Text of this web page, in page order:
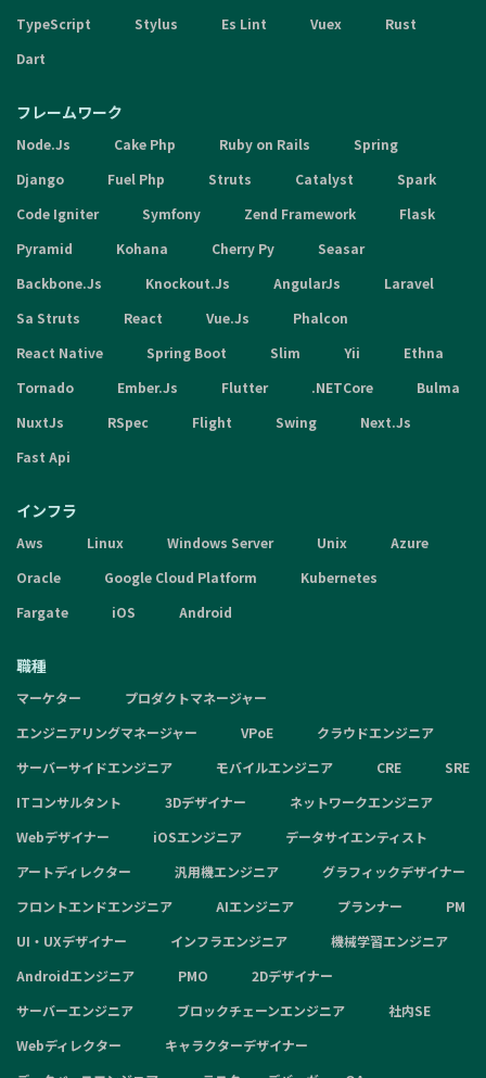
TypeScript
Stylus Es Lint Vuex
Rust
Dart
フレームワーク
Node.Js Cake Php Ruby on Rails
Spring
Django
Fuel Php Struts Catalyst
Spark
Code Igniter
Symfony Zend Framework
Flask
Pyramid
Kohana Cherry Py
Seasar
Backbone.Js
Knockout.Js AngularJs
Laravel
Sa Struts
React Vue.Js
Phalcon
React Native
Spring Boot Slim Yii
Ethna
Tornado
Ember.Js Flutter .NETCore
Bulma
NuxtJs
RSpec Flight Swing
Next.Js
Fast Api
インフラ
Aws Linux Windows Server Unix
Azure
Oracle
Google Cloud Platform
Kubernetes
Fargate
iOS Android
職種
マーケター
プロダクトマネージャー
エンジニアリングマネージャー
VPoE
クラウドエンジニア
サーバーサイドエンジニア
モバイルエンジニア CRE
SRE
ITコンサルタント
3Dデザイナー
ネットワークエンジニア
Webデザイナー
iOSエンジニア
データサイエンティスト
アートディレクター
汎用機エンジニア
グラフィックデザイナー
フロントエンドエンジニア
AIエンジニア プランナー
PM
UI・UXデザイナー
インフラエンジニア
機械学習エンジニア
Androidエンジニア
PMO
2Dデザイナー
サーバーエンジニア
ブロックチェーンエンジニア
社内SE
Webディレクター
キャラクターデザイナー